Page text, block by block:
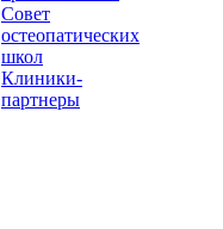
Совет
остеопатических
школ
Клиники-
партнеры